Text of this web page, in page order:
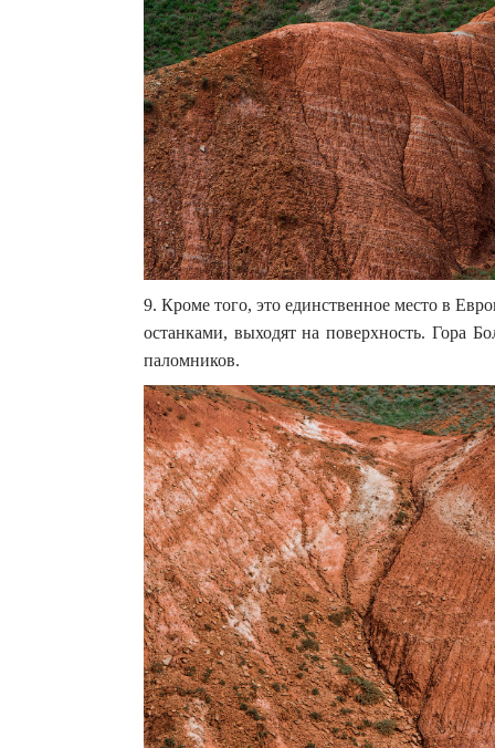
9. Кроме того, это единственное место в
останками, выходят на поверхность. Гора
паломников.